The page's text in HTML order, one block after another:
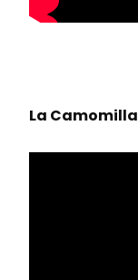
La Camomilla